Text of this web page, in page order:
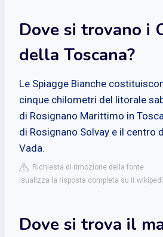
Dove si trovano i
della Toscana?
Le Spiagge Bianche
cinque chilometri del litorale
di Rosignano Marittimo in
di Rosignano Solvay e il centro
Vada.
Richiesta di rimozione della fonte
isualizza la risposta completa su
Dove si trova il